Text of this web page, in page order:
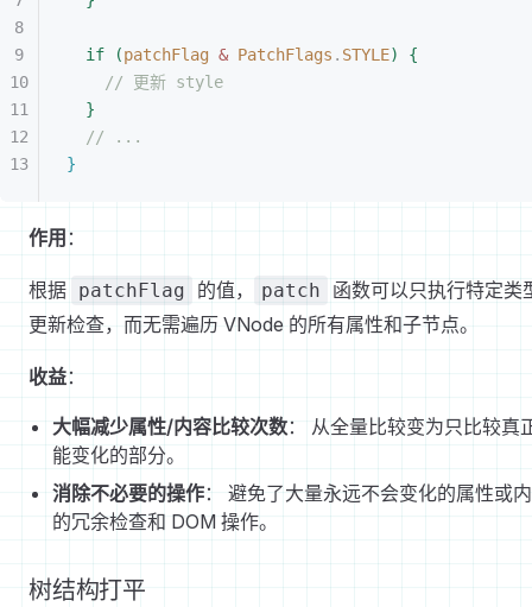
if (patchFlag & PatchFlags . STYLE)
{
// 更新 style
}
// ...
}
作用 ：
根据 patchFlag 的值， patch
函数可以只执行特定类
更新检查，而无需遍历 VNode 的所有属性和子节点。
收益：
大幅减少属性/内容比较次数： 从全量比较变为只比较真
能变化的部分。
消除不必要的操作： 避免了大量永远不会变化的属性或
的冗余检查和 DOM 操作。
树结构打平